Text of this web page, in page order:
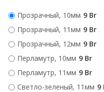
Прозрачный, 10мм 9 Br
Прозрачный, 11мм 9 Br
Прозрачный, 12мм 9 Br
Перламутр, 10мм 9 Br
Перламутр, 11мм 9 Br
Светло-зеленый, 11мм 9